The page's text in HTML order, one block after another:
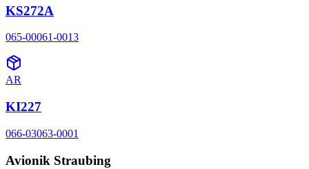
KS272A
065-00061-0013
AR
KI227
066-03063-0001
Avionik Straubing